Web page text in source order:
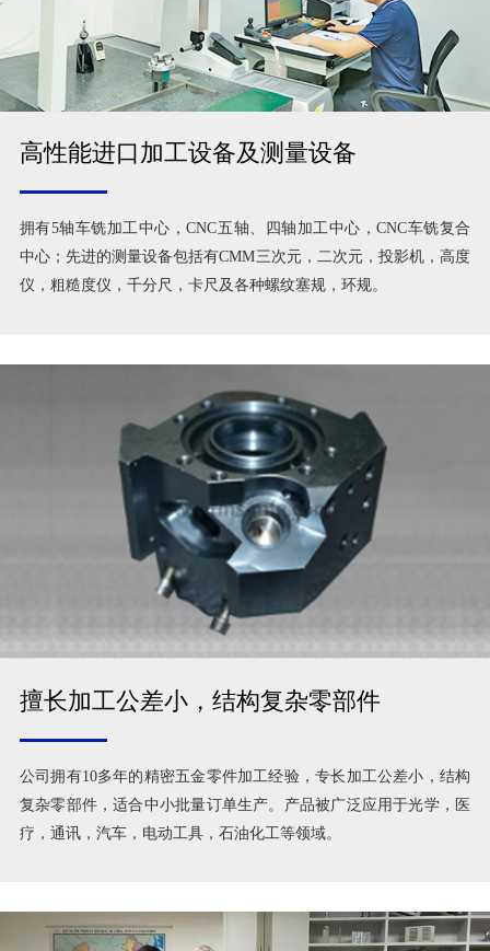
高性能进口加工设备及测量设备
拥有5轴车铣加工中心，CNC五轴、四轴加工中心，CNC车铣复合
中心；先进的测量设备包括有CMM三次元，二次元，投影机，高度
仪，粗糙度仪，千分尺，卡尺及各种螺纹塞规，环规。
擅长加工公差小，结构复杂零部件
公司拥有10多年的精密五金零件加工经验，专长加工公差小，结构
复杂零部件，适合中小批量订单生产。产品被广泛应用于光学，医
疗，通讯，汽车，电动工具，石油化工等领域。